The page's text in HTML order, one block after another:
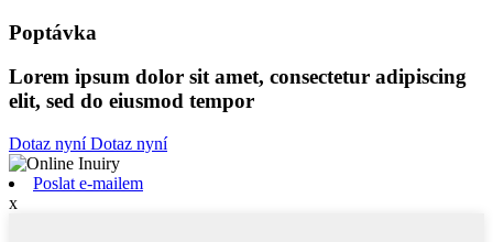
Poptávka
Lorem ipsum dolor sit amet, consectetur adipiscing
elit, sed do eiusmod tempor
Dotaz nyní Dotaz nyní
Poslat e-mailem
x